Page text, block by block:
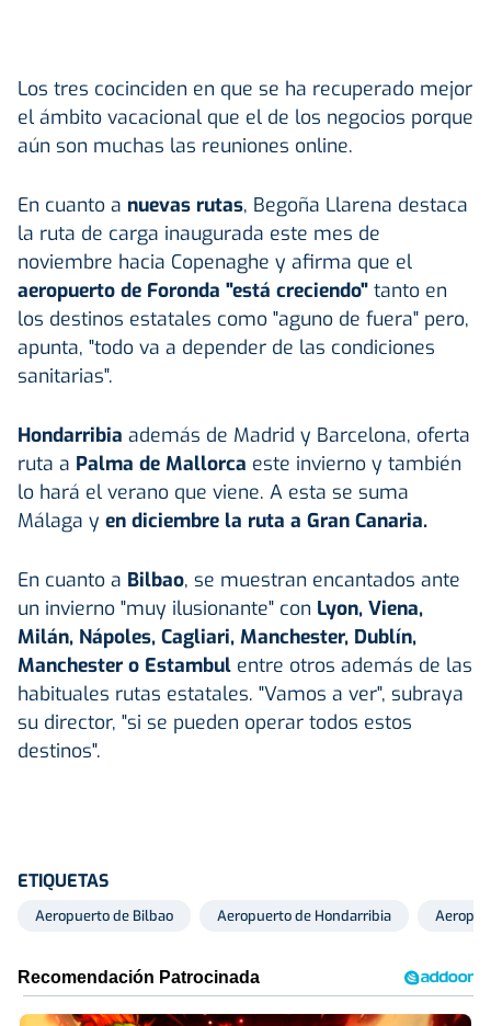
Los tres cocinciden en que se ha recuperado mejor
el ámbito vacacional que el de los negocios porque
aún son muchas las reuniones online.
En cuanto a nuevas rutas, Begoña Llarena destaca
la ruta de carga inaugurada este mes de
noviembre hacia Copenaghe y afirma que el
aeropuerto de Foronda "está creciendo" tanto en
los destinos estatales como "aguno de fuera" pero,
apunta, "todo va a depender de las condiciones
sanitarias".
Hondarribia además de Madrid y Barcelona, oferta
ruta a Palma de Mallorca este invierno y también
lo hará el verano que viene. A esta se suma
Málaga y en diciembre la ruta a Gran Canaria.
En cuanto a Bilbao, se muestran encantados ante
un invierno "muy ilusionante" con Lyon, Viena,
Milán, Nápoles, Cagliari, Manchester, Dublín,
Manchester o Estambul entre otros además de las
habituales rutas estatales. "Vamos a ver", subraya
su director, "si se pueden operar todos estos
destinos".
ETIQUETAS
Aeropuerto de Bilbao Aeropuerto de Hondarribia